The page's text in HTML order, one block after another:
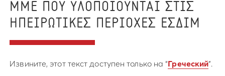
ΜΜΕ ΠΟΥ ΥΛΟΠΟΙΟΥΝΤΑΙ ΣΤΙΣ
ΗΠΕΙΡΩΤΙΚΕΣ ΠΕΡΙΟΧΕΣ ΕΣΔΙΜ
Извините, этот текст доступен только на “Греческий”.